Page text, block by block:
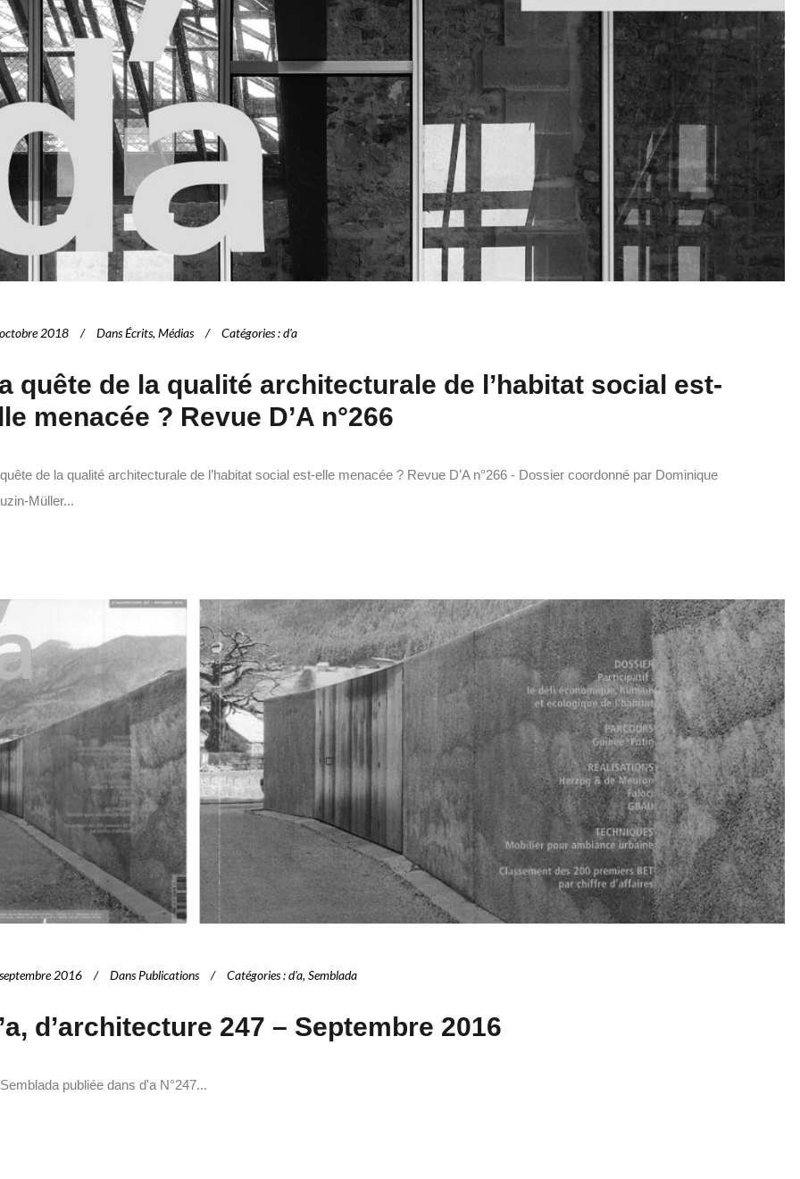
2018 DansÉcrits, Médias Catégories:d'a
quête de la qualité architecturale de l’habitat social est-
menacée ? Revue D’A n°266
de la qualité architecturale de l’habitat social est-elle menacée ? Revue D’A n°266 - Dossier coordonné par Dominique
Müller...
2016 Dans Publications Catégories:d'a, Semblada
d’architecture 247 – Septembre 2016
publiée dans d'a N°247...